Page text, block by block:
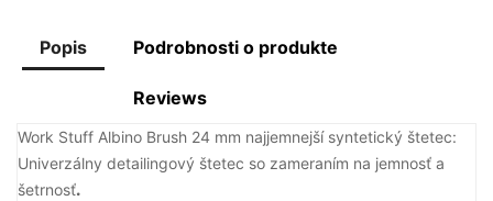
Popis Podrobnosti o produkte
Reviews
Work Stuff Albino Brush 24 mm najjemnejší syntetický štetec:
Univerzálny detailingový štetec so zameraním na jemnosť a
šetrnosť.